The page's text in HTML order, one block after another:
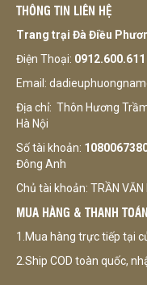
THÔNG TIN LIÊN HỆ
Trang trại Đà Điều
Điện Thoại: 0912.600.611
Email:
Địa chỉ: Thôn Hương
Hà Nội
Số tài khoản:
Đông Anh
Chủ tài khoản: TRẦN VĂN
MUA HÀNG & THANH TOÁN
1.Mua hàng trực tiếp tại
2.Ship COD toàn quốc,